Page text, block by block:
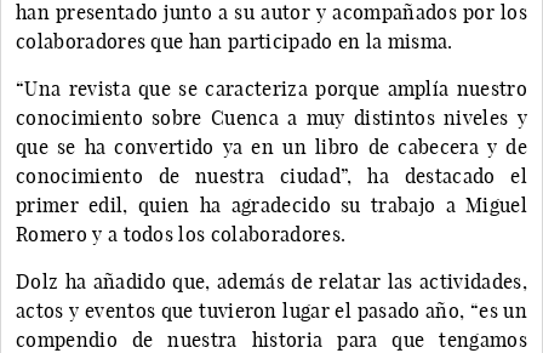
han presentado junto a su autor y acompañados por los
colaboradores que han participado en la misma.
“Una revista que se caracteriza porque amplía nuestro
conocimiento sobre Cuenca a muy distintos niveles y
que se ha convertido ya en un libro de cabecera y de
conocimiento de nuestra ciudad”, ha destacado el
primer edil, quien ha agradecido su trabajo a Miguel
Romero y a todos los colaboradores.
Dolz ha añadido que, además de relatar las actividades,
actos y eventos que tuvieron lugar el pasado año, “es un
compendio de nuestra historia para que tengamos